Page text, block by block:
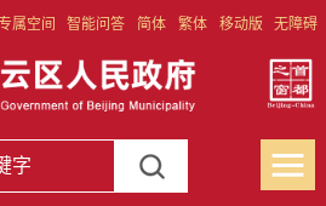
属空间 智能问答 简体 繁体 移动版 无障碍